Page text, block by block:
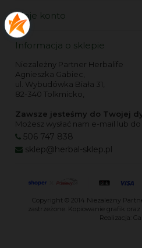
Moje konto
Informacja o sklepie
Niezależny Partner Herbalife
Agnieszka Gabiec,
ul. Wybudówka Biała 31,
82-340 Tolkmicko,
Zawsze jesteśmy do Twojej
Możesz wysłać nam e-mail lub
506 747 838
sklep@herbal-sklep.pl
Copyright © 2014 Niezależny
zastrzeżone. Kopiowanie grafik
Realizacja: